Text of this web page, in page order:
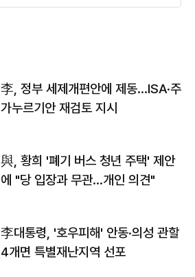
李, 정부 세제개편안에 제동…ISA·주
가누르기안 재검토 지시
與, 황희 '폐기 버스 청년 주택' 제안
에 "당 입장과 무관…개인 의견"
李대통령, '호우피해' 안동·의성 관할
4개면 특별재난지역 선포